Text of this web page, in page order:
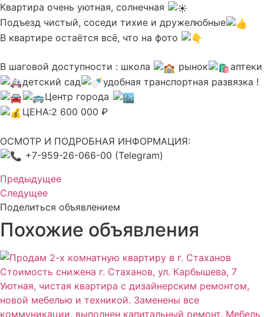
Квартира очень уютная, солнечная
Подъезд чистый, соседи тихие и дружелюбные
В квартире остаётся всё, что на фото
В шаговой доступности : школа рынок
аптеки
детский сад
удобная транспортная развязка !
Центр города
ЦЕНА:2 600 000 ₽
ОСМОТР И ПОДРОБНАЯ ИНФОРМАЦИЯ:
+7-959-26-066-00 (Telegram)
Предыдущее
Следущее
Поделиться объявлением
Похожие объявления